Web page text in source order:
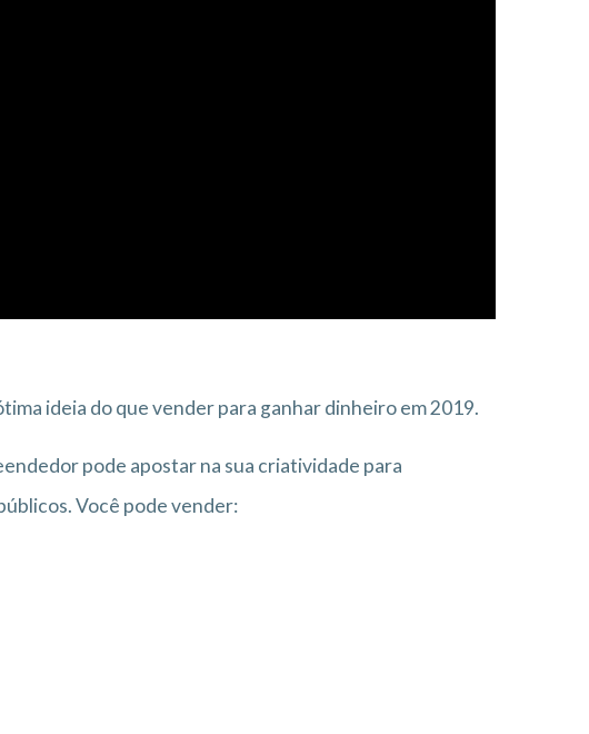
ideia do que vender para ganhar dinheiro em 2019.
pode apostar na sua criatividade para
Você pode vender: